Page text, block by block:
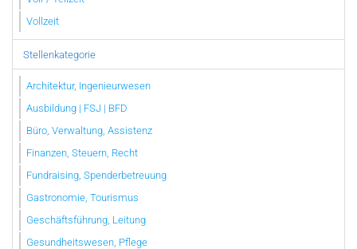
Vollzeit
Stellenkategorie
Architektur, Ingenieurwesen
Ausbildung | FSJ | BFD
Büro, Verwaltung, Assistenz
Finanzen, Steuern, Recht
Fundraising, Spenderbetreuung
Gastronomie, Tourismus
Geschäftsführung, Leitung
Gesundheitswesen, Pflege